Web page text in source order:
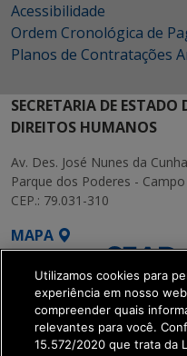
Acessibilidade
Ordem Cronológica de
Planos de Contratações
SECRETARIA DE
DIREITOS HUMANOS
Av. Des. José Nunes da
Parque dos Poderes -
CEP.: 79.031-310
MAPA
SETDIG | Secretaria-
Utilizamos cookies para
experiência em nosso
compreender quais
relevantes para você.
15.572/2020 que trata da